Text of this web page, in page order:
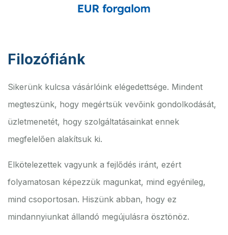
Filozófiánk
Sikerünk kulcsa vásárlóink elégedettsége. Mindent
megteszünk, hogy megértsük vevőink gondolkodását,
üzletmenetét, hogy szolgáltatásainkat ennek
megfelelően alakítsuk ki.
Elkötelezettek vagyunk a fejlődés iránt, ezért
folyamatosan képezzük magunkat, mind egyénileg,
mind csoportosan. Hiszünk abban, hogy ez
mindannyiunkat állandó megújulásra ösztönöz.